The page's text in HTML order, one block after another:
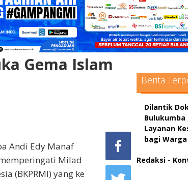
Gema Islam
Andi Edy Manaf
Milad
(BKPRMI) yang ke
Berita
Dilantik
Bulukumba
Layanan
bagi
Redaksi -